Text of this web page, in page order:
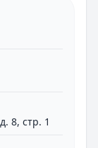
8, стр. 1